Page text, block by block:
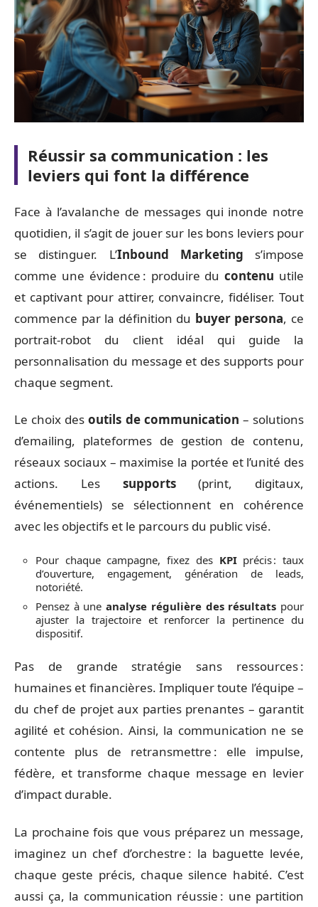
Réussir sa communication : les
leviers qui font la différence
Face à l’avalanche de messages qui inonde notre
quotidien, il s’agit de jouer sur les bons leviers pour
se distinguer. L’Inbound Marketing s’impose
comme une évidence : produire ducontenu utile
et captivant pour attirer, convaincre, fidéliser. Tout
commence par la définition du buyer persona, ce
portrait-robot du client idéal qui guide la
personnalisation du message et des supports pour
chaque segment.
Le choix desoutils de communication – solutions
d’emailing, plateformes de gestion de contenu,
réseaux sociaux – maximise la portée et l’unité des
actions. Les supports(print, digitaux,
événementiels) se sélectionnent en cohérence
avec les objectifs et le parcours du public visé.
Pour chaque campagne, fixez des KPIprécis : taux
d’ouverture, engagement, génération de leads,
notoriété.
Pensez à uneanalyse régulière des résultats pour
ajuster la trajectoire et renforcer la pertinence du
dispositif.
Pas de grande stratégie sans ressources :
humaines et financières. Impliquer toute l’équipe –
du chef de projet aux parties prenantes – garantit
agilité et cohésion. Ainsi, la communication ne se
contente plus de retransmettre : elle impulse,
fédère, et transforme chaque message en levier
d’impact durable.
La prochaine fois que vous préparez un message,
imaginez un chef d’orchestre : la baguette levée,
chaque geste précis, chaque silence habité. C’est
aussi ça, la communication réussie : une partition